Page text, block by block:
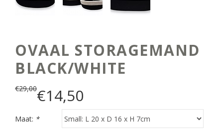
OVAAL STORAGEMAND
BLACK/WHITE
€29,00€14,50
Maat: *